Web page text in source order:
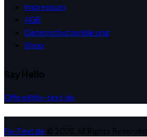
Impressum
AGB
Datenschutzerklärung
Shop
Say Hello
Office@fix-text.de
Fix-Text.de © 2026. All Rights Reserved.